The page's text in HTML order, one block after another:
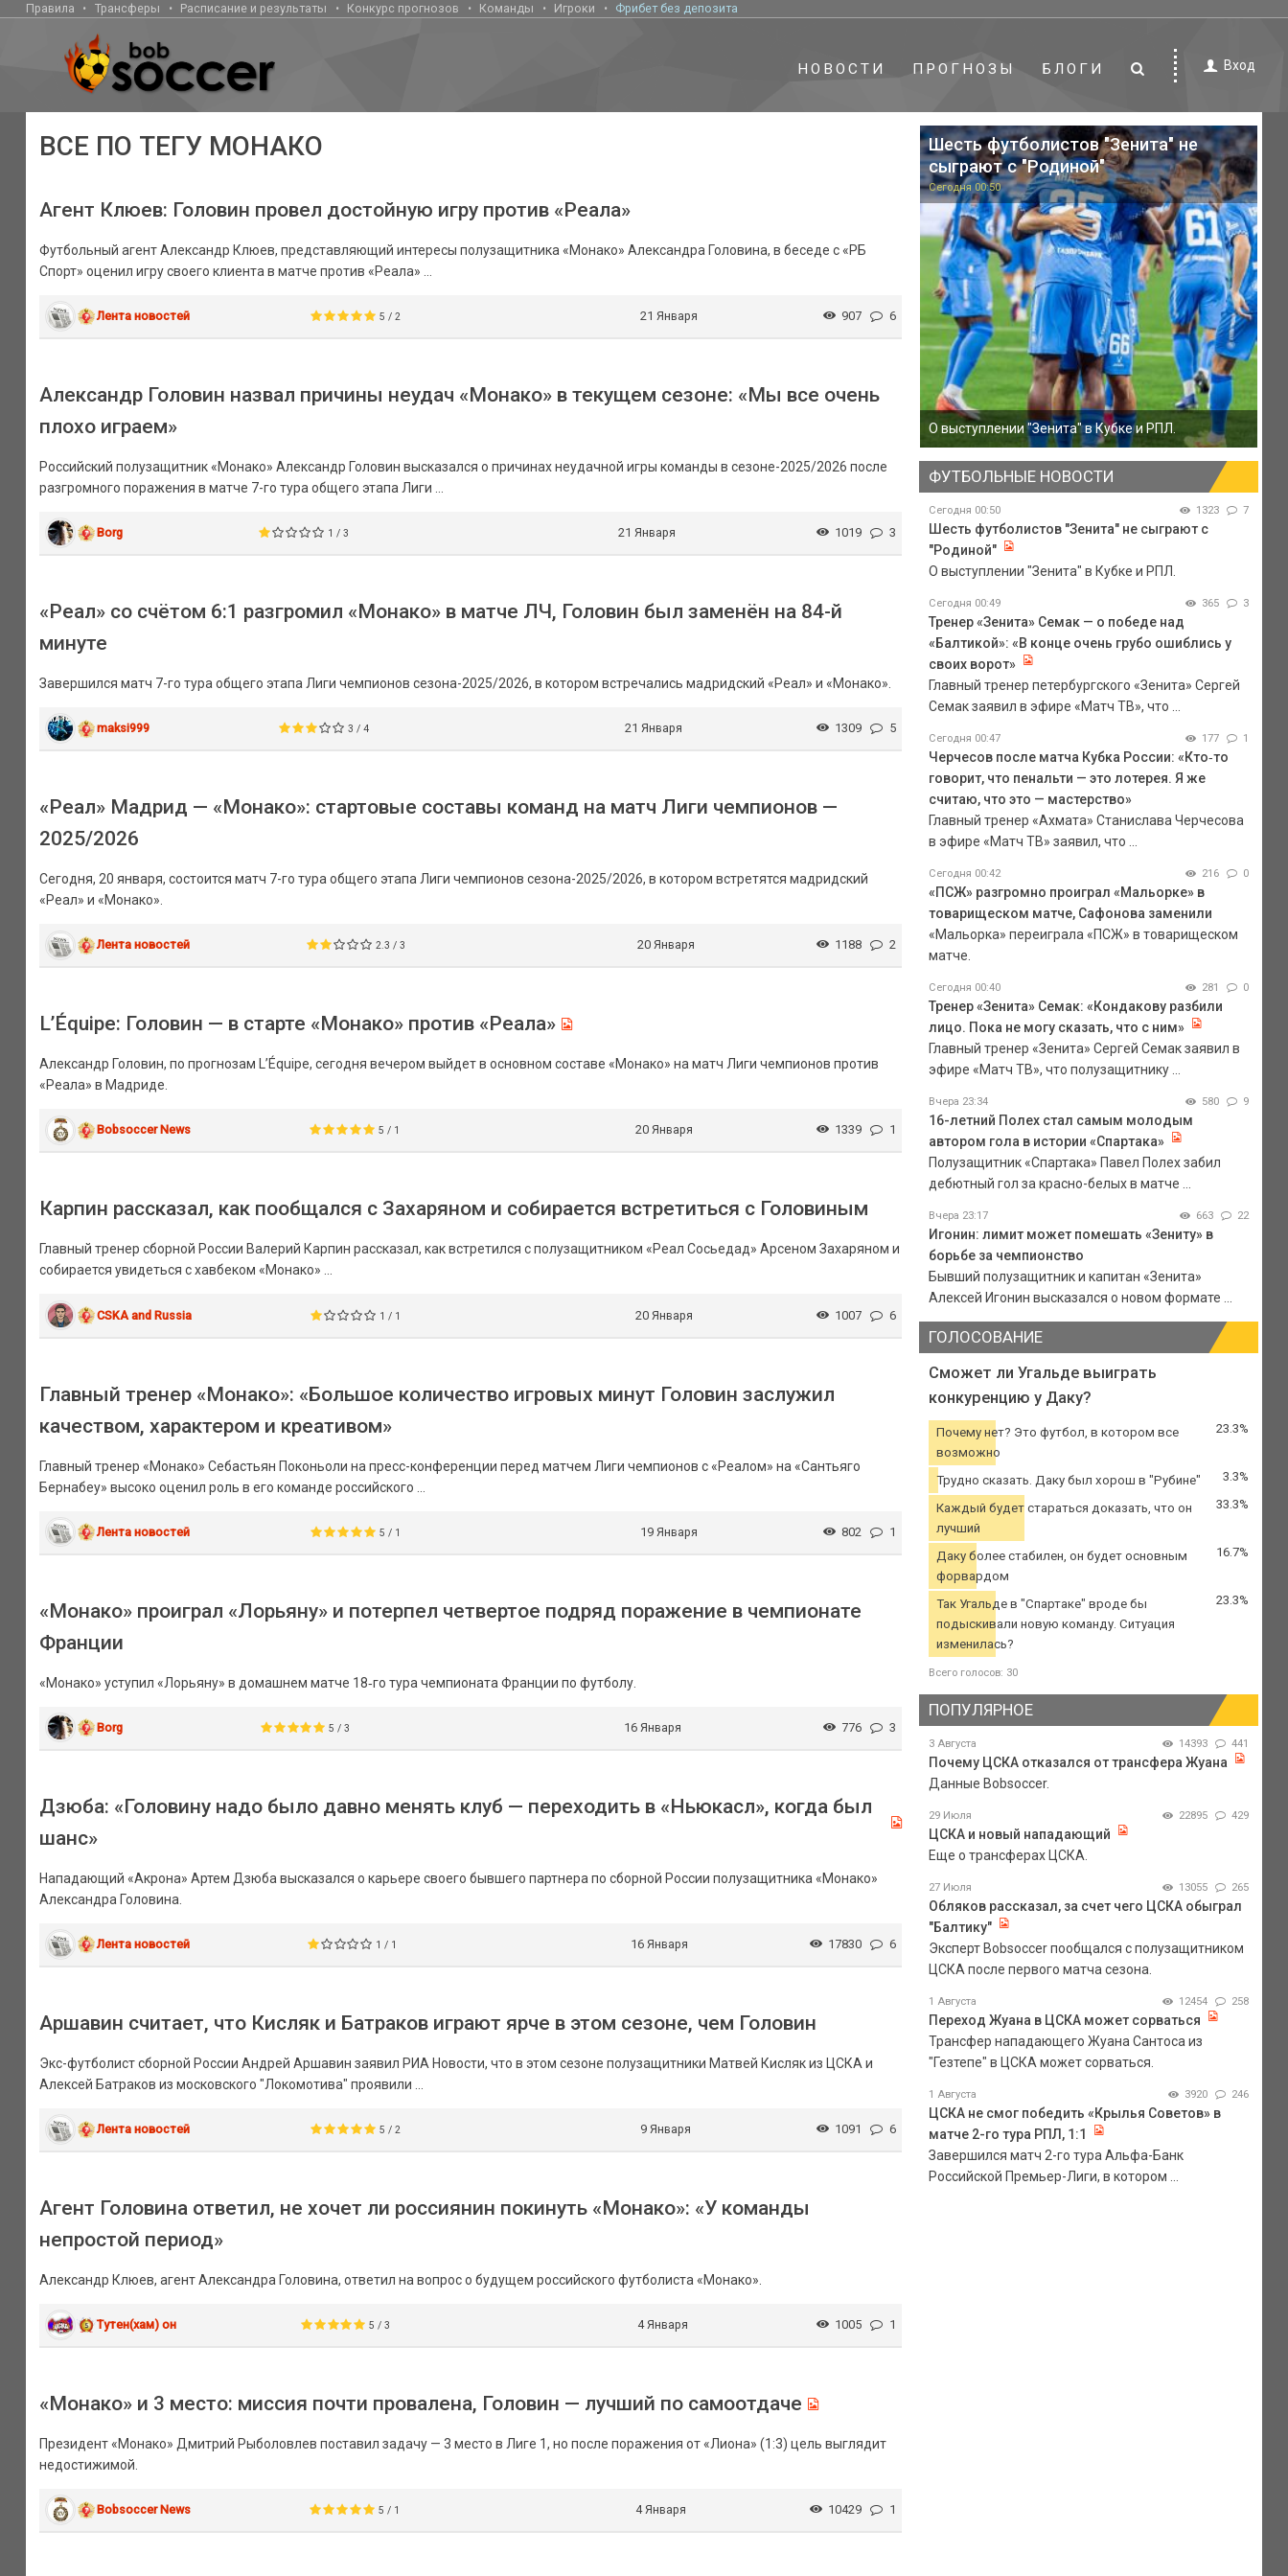
Правила Трансферы Расписание и результаты Конкурс прогнозов Команды Игроки Фрибет без депозита
НОВОСТИ ПРОГНОЗЫ БЛОГИ Вход
ВСЕ ПО ТЕГУ МОНАКО
Агент Клюев: Головин провел достойную игру против «Реала»
Футбольный агент Александр Клюев, представляющий интересы полузащитника «Монако» Александра Головина, в беседе с «РБ
Спорт» оценил игру своего клиента в матче против «Реала» ...
Лента новостей 5 / 2 21 Января 907 6
Александр Головин назвал причины неудач «Монако» в текущем сезоне: «Мы все очень
плохо играем»
Российский полузащитник «Монако» Александр Головин высказался о причинах неудачной игры команды в сезоне-2025/2026 после
разгромного поражения в матче 7-го тура общего этапа Лиги ...
Borg 1 / 3 21 Января 1019 3
«Реал» со счётом 6:1 разгромил «Монако» в матче ЛЧ, Головин был заменён на 84-й
минуте
Завершился матч 7-го тура общего этапа Лиги чемпионов сезона-2025/2026, в котором встречались мадридский «Реал» и «Монако».
maksi999 3 / 4 21 Января 1309 5
«Реал» Мадрид — «Монако»: стартовые составы команд на матч Лиги чемпионов —
2025/2026
Сегодня, 20 января, состоится матч 7-го тура общего этапа Лиги чемпионов сезона-2025/2026, в котором встретятся мадридский
«Реал» и «Монако».
Лента новостей 2.3 / 3 20 Января 1188 2
L’Équipe: Головин — в старте «Монако» против «Реала»
Александр Головин, по прогнозам L’Équipe, сегодня вечером выйдет в основном составе «Монако» на матч Лиги чемпионов против
«Реала» в Мадриде.
Bobsoccer News 5 / 1 20 Января 1339 1
Карпин рассказал, как пообщался с Захаряном и собирается встретиться с Головиным
Главный тренер сборной России Валерий Карпин рассказал, как встретился с полузащитником «Реал Сосьедад» Арсеном Захаряном и
собирается увидеться с хавбеком «Монако» ...
CSKA and Russia 1 / 1 20 Января 1007 6
Главный тренер «Монако»: «Большое количество игровых минут Головин заслужил
качеством, характером и креативом»
Главный тренер «Монако» Себастьян Поконьоли на пресс-конференции перед матчем Лиги чемпионов с «Реалом» на «Сантьяго
Бернабеу» высоко оценил роль в его команде российского ...
Лента новостей 5 / 1 19 Января 802 1
«Монако» проиграл «Лорьяну» и потерпел четвертое подряд поражение в чемпионате
Франции
«Монако» уступил «Лорьяну» в домашнем матче 18‑го тура чемпионата Франции по футболу.
Borg 5 / 3 16 Января 776 3
Дзюба: «Головину надо было давно менять клуб — переходить в «Ньюкасл», когда был
шанс»
Нападающий «Акрона» Артем Дзюба высказался о карьере своего бывшего партнера по сборной России полузащитника «Монако»
Александра Головина.
Лента новостей 1 / 1 16 Января 17830 6
Аршавин считает, что Кисляк и Батраков играют ярче в этом сезоне, чем Головин
Экс-футболист сборной России Андрей Аршавин заявил РИА Новости, что в этом сезоне полузащитники Матвей Кисляк из ЦСКА и
Алексей Батраков из московского "Локомотива" проявили ...
Лента новостей 5 / 2 9 Января 1091 6
Агент Головина ответил, не хочет ли россиянин покинуть «Монако»: «У команды
непростой период»
Александр Клюев, агент Александра Головина, ответил на вопрос о будущем российского футболиста «Монако».
Тутен(хам) он 5 / 3 4 Января 1005 1
«Монако» и 3 место: миссия почти провалена, Головин — лучший по самоотдаче
Президент «Монако» Дмитрий Рыболовлев поставил задачу — 3 место в Лиге 1, но после поражения от «Лиона» (1:3) цель выглядит
недостижимой.
Bobsoccer News 5 / 1 4 Января 10429 1
Шесть футболистов "Зенита" не
сыграют с "Родиной"
Сегодня 00:50
О выступлении "Зенита" в Кубке и РПЛ.
ФУТБОЛЬНЫЕ НОВОСТИ
Сегодня 00:50 1323 7
Шесть футболистов "Зенита" не сыграют с
"Родиной"
О выступлении "Зенита" в Кубке и РПЛ.
Сегодня 00:49 365 3
Тренер «Зенита» Семак — о победе над
«Балтикой»: «В конце очень грубо ошиблись у
своих ворот»
Главный тренер петербургского «Зенита» Сергей
Семак заявил в эфире «Матч ТВ», что ...
Сегодня 00:47 177 1
Черчесов после матча Кубка России: «Кто‑то
говорит, что пенальти — это лотерея. Я же
считаю, что это — мастерство»
Главный тренер «Ахмата» Станислава Черчесова
в эфире «Матч ТВ» заявил, что ...
Сегодня 00:42 216 0
«ПСЖ» разгромно проиграл «Мальорке» в
товарищеском матче, Сафонова заменили
«Мальорка» переиграла «ПСЖ» в товарищеском
матче.
Сегодня 00:40 281 0
Тренер «Зенита» Семак: «Кондакову разбили
лицо. Пока не могу сказать, что с ним»
Главный тренер «Зенита» Сергей Семак заявил в
эфире «Матч ТВ», что полузащитнику ...
Вчера 23:34 580 9
16-летний Полех стал самым молодым
автором гола в истории «Спартака»
Полузащитник «Спартака» Павел Полех забил
дебютный гол за красно-белых в матче ...
Вчера 23:17 663 22
Игонин: лимит может помешать «Зениту» в
борьбе за чемпионство
Бывший полузащитник и капитан «Зенита»
Алексей Игонин высказался о новом формате ...
ГОЛОСОВАНИЕ
Сможет ли Угальде выиграть
конкуренцию у Даку?
Почему нет? Это футбол, в котором все
возможно
23.3%
Трудно сказать. Даку был хорош в "Рубине" 3.3%
Каждый будет стараться доказать, что он
лучший
33.3%
Даку более стабилен, он будет основным
форвардом
16.7%
Так Угальде в "Спартаке" вроде бы
подыскивали новую команду. Ситуация
изменилась?
23.3%
Всего голосов: 30
ПОПУЛЯРНОЕ
3 Августа 14393 441
Почему ЦСКА отказался от трансфера Жуана
Данные Bobsoccer.
29 Июля 22895 429
ЦСКА и новый нападающий
Еще о трансферах ЦСКА.
27 Июля 13055 265
Обляков рассказал, за счет чего ЦСКА обыграл
"Балтику"
Эксперт Bobsoccer пообщался с полузащитником
ЦСКА после первого матча сезона.
1 Августа 12454 258
Переход Жуана в ЦСКА может сорваться
Трансфер нападающего Жуана Сантоса из
"Гезтепе" в ЦСКА может сорваться.
1 Августа 3920 246
ЦСКА не смог победить «Крылья Советов» в
матче 2-го тура РПЛ, 1:1
Завершился матч 2-го тура Альфа-Банк
Российской Премьер-Лиги, в котором ...